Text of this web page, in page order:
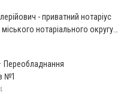
- приватний нотаріус
нотаріального округу
№1